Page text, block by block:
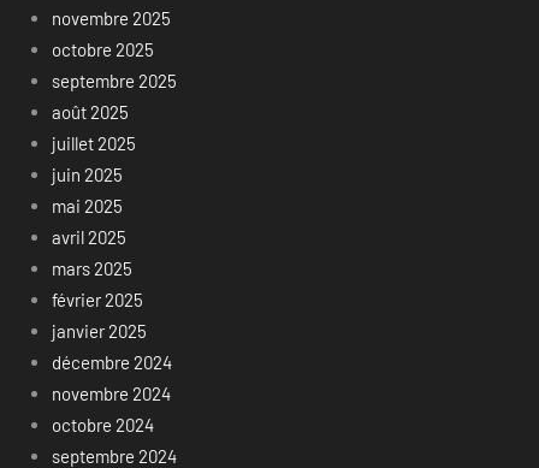
novembre 2025
octobre 2025
septembre 2025
août 2025
juillet 2025
juin 2025
mai 2025
avril 2025
mars 2025
février 2025
janvier 2025
décembre 2024
novembre 2024
octobre 2024
septembre 2024